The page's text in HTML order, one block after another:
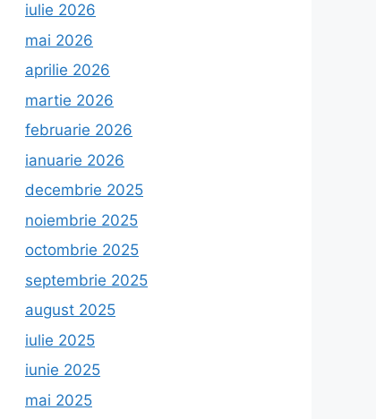
iulie 2026
mai 2026
aprilie 2026
martie 2026
februarie 2026
ianuarie 2026
decembrie 2025
noiembrie 2025
octombrie 2025
septembrie 2025
august 2025
iulie 2025
iunie 2025
mai 2025